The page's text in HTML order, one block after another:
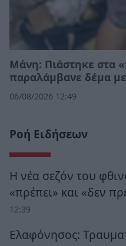
Μάνη: Πιάστηκε στα
παραλάμβανε δέμα
06/08/2026 12:49
Ροή Ειδήσεων
Η νέα σεζόν του
«πρέπει» και «δεν
12:39
Ελαφόνησος: